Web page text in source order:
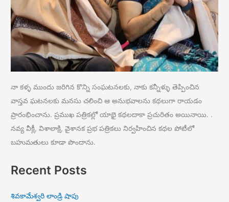
నా కళ్ళ ముందు జరిగిన కొన్ని సంఘటనలకు, నాకు కన్నీళ్ళు తెప్పించిన
వాస్తవ ఘటనలకు మనసు చలించి ఆ అనుభవాలను కథలుగా రాయడం
ప్రారంభించాను. ప్రముఖ పత్రికల్లో యాభై కథలదాకా ప్రచురితం అయినాయి. .
నవ్య వీక్లీ, విశాలాక్షి, వైశానక ప్రభ పత్రికలు నిర్వహించిన కథల పోటీలో
బహుమతులు కూడా పొందాను.
Recent Posts
శివకామేశ్వరి లాండ్రి షాపు